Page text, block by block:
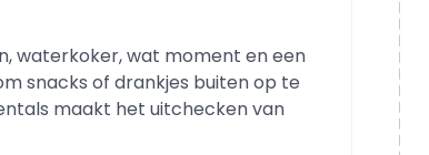
waterkoker, wat moment en een
snacks of drankjes buiten op te
maakt het uitchecken van